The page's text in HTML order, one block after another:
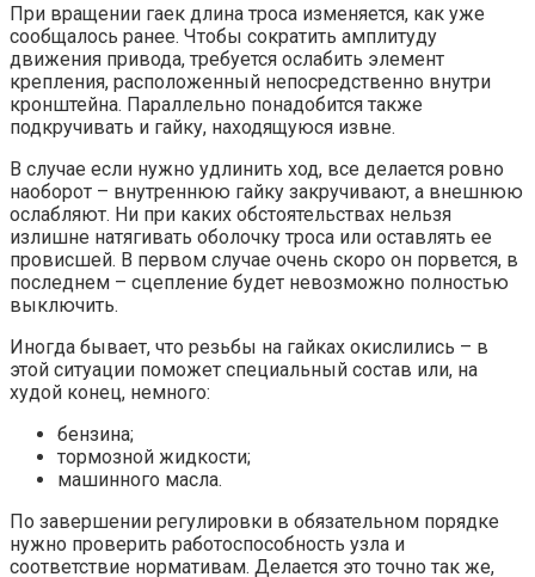
При вращении гаек длина троса изменяется, как уже
сообщалось ранее. Чтобы сократить амплитуду
движения привода, требуется ослабить элемент
крепления, расположенный непосредственно внутри
кронштейна. Параллельно понадобится также
подкручивать и гайку, находящуюся извне.
В случае если нужно удлинить ход, все делается ровно
наоборот – внутреннюю гайку закручивают, а внешнюю
ослабляют. Ни при каких обстоятельствах нельзя
излишне натягивать оболочку троса или оставлять ее
провисшей. В первом случае очень скоро он порвется, в
последнем – сцепление будет невозможно полностью
выключить.
Иногда бывает, что резьбы на гайках окислились – в
этой ситуации поможет специальный состав или, на
худой конец, немного:
бензина;
тормозной жидкости;
машинного масла.
По завершении регулировки в обязательном порядке
нужно проверить работоспособность узла и
соответствие нормативам. Делается это точно так же,